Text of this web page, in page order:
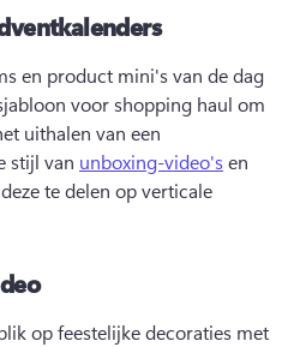
en product mini's van de dag
voor shopping haul om
uithalen van een
stijl van unboxing-video's en
te delen op verticale
op feestelijke decoraties met